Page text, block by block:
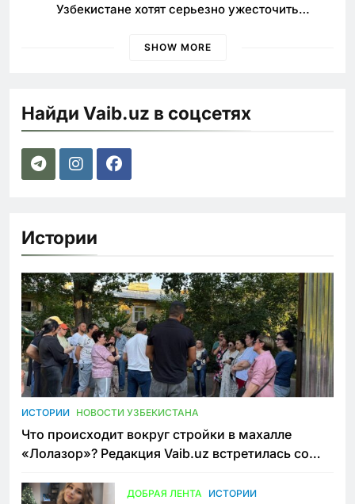
Узбекистане хотят серьезно ужесточить
SHOW MORE
Найди Vaib.uz в соцсетях
Истории
ИСТОРИИ НОВОСТИ УЗБЕКИСТАНА
Что происходит вокруг стройки в махалле
«Лолазор»? Редакция Vaib.uz встретилась со
ДОБРАЯ ЛЕНТА ИСТОРИИ